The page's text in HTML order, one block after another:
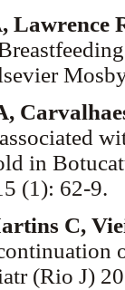
Lawrence
in
(1): 62-9.
C,
(Rio J)